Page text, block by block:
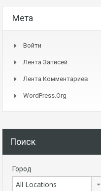
Мета
Войти
Лента Записей
Лента Комментариев
WordPress.org
Поиск
Город
All Locations